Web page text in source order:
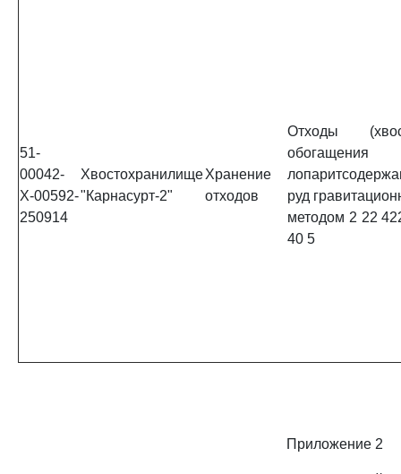
51-
00042-
Х-00592-
250914
Хвостохранилище
"Карнасурт-2"
Хранение
отходов
Отходы
обогащения
руд
методом 2 22
40 5
Приложение 2